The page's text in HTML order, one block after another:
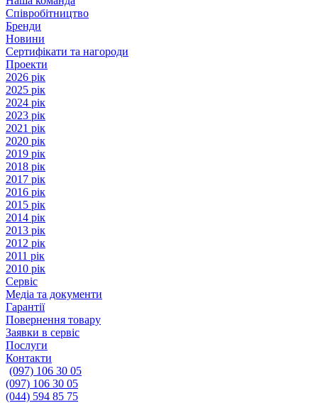
Співробітництво
Бренди
Новини
Сертифікати та нагороди
Проекти
2026 рік
2025 рік
2024 рік
2023 рік
2021 рік
2020 рік
2019 рік
2018 рік
2017 рік
2016 рік
2015 рік
2014 рік
2013 рік
2012 рік
2011 рік
2010 рік
Сервіс
Медіа та документи
Гарантії
Повернення товару
Заявки в сервіс
Послуги
Контакти
(097) 106 30 05
(097) 106 30 05
(044) 594 85 75